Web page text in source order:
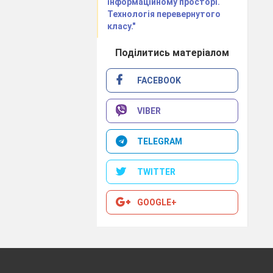
інформаційному просторі.
Технологія перевернутого
класу."
Поділитись матеріалом
FACEBOOK
VIBER
TELEGRAM
TWITTER
GOOGLE+